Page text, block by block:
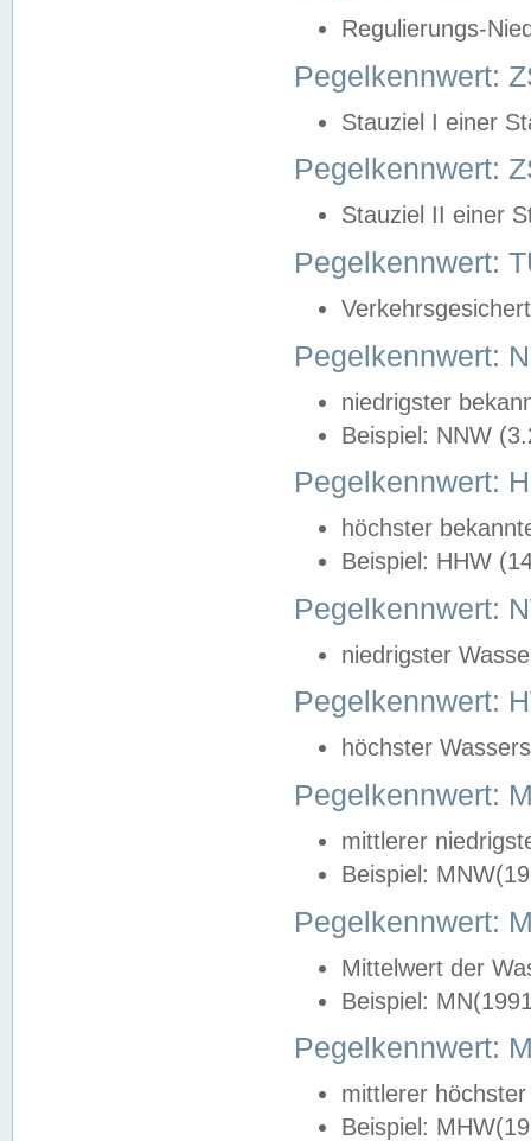
Regulierungs-
Pegelkennwert:
Stauziel I einer
Pegelkennwert:
Stauziel II einer
Pegelkennwert:
Pegelkennwert:
niedrigster
Beispiel: NNW
Pegelkennwert:
höchster
Beispiel: HHW
Pegelkennwert:
niedrigster
Pegelkennwert:
höchster
Pegelkennwert:
mittlerer
Beispiel:
Pegelkennwert:
Mittelwert der
Beispiel:
Pegelkennwert:
mittlerer
Beispiel: